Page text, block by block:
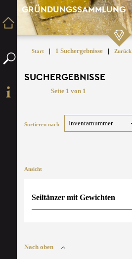
GRÜNDUNGSSAMMLUNG
Start | 1 Suchergebnisse | Zurück
SUCHERGEBNISSE
Seite 1 von 1
Sortieren nach
Ansicht
Seiltänzer mit Gewichten
Nach oben